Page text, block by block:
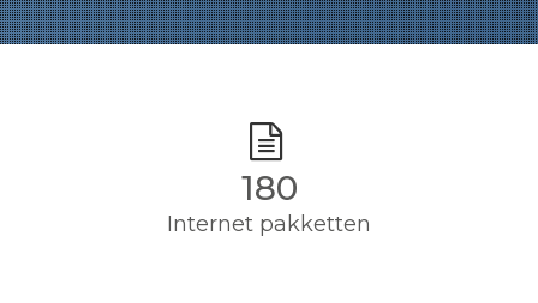
180
Internet pakketten